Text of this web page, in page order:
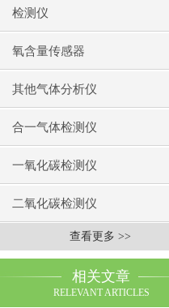
检测仪
氧含量传感器
其他气体分析仪
合一气体检测仪
一氧化碳检测仪
二氧化碳检测仪
查看更多 >>
相关文章
RELEVANT ARTICLES